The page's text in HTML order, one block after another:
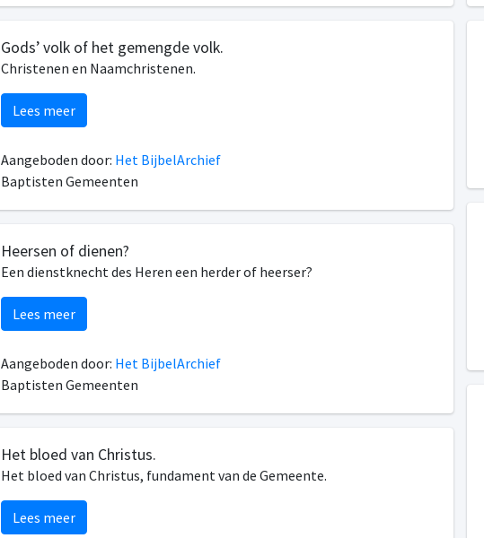
Gods’ volk of het gemengde volk.
Christenen en Naamchristenen.
Lees meer
Aangeboden door: Het BijbelArchief
Baptisten Gemeenten
Heersen of dienen?
Een dienstknecht des Heren een herder of heerser?
Lees meer
Aangeboden door: Het BijbelArchief
Baptisten Gemeenten
Het bloed van Christus.
Het bloed van Christus, fundament van de Gemeente.
Lees meer